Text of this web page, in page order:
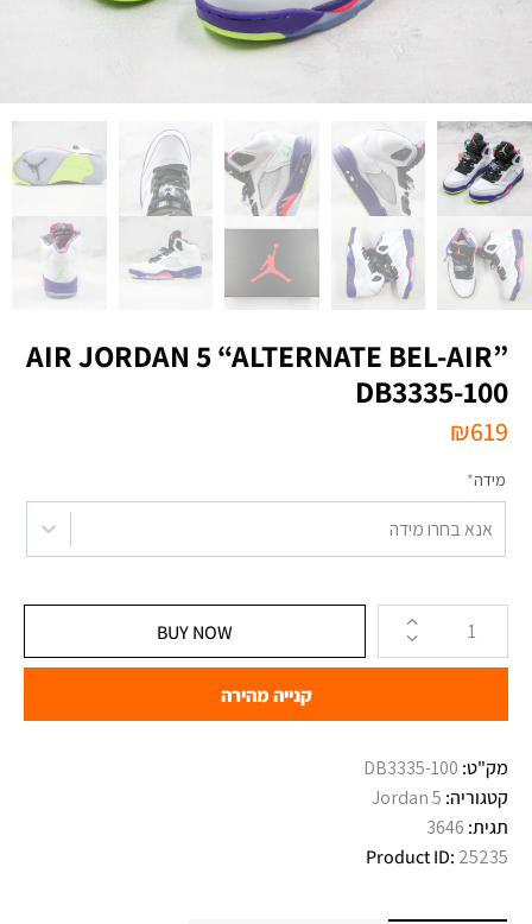
AIR JORDAN 5 “ALTERNATE BEL-AIR”
DB3335-100
₪619
מידה*
אנא בחרו מידה
BUY NOW
קנייה מהירה
מק"ט: DB3335-100
קטגוריה: Jordan 5
תגית: 3646
Product ID: 25235